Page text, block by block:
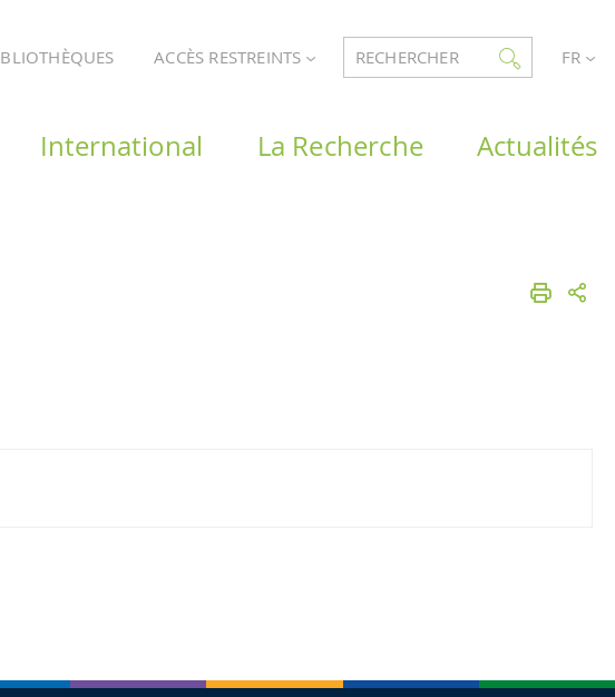
ACCÈS RESTREINTS RECHERCHER FR
International La Recherche Actualités